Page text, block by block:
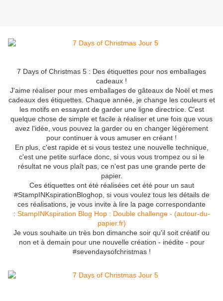
7 Days of Christmas 5 : Des étiquettes pour nos emballages
cadeaux !
J'aime réaliser pour mes emballages de gâteaux de Noël et mes
cadeaux des étiquettes. Chaque année, je change les couleurs et
les motifs en essayant de garder une ligne directrice. C'est
quelque chose de simple et facile à réaliser et une fois que vous
avez l'idée, vous pouvez la garder ou en changer légèrement
pour continuer à vous amuser en créant !
En plus, c'est rapide et si vous testez une nouvelle technique,
c'est une petite surface donc, si vous vous trompez ou si le
résultat ne vous plaît pas, ce n'est pas une grande perte de
papier.
Ces étiquettes ont été réalisées cet été pour un saut
#StampINKspirationBloghop, si vous voulez tous les détails de
ces réalisations, je vous invite à lire la page correspondante
: StampINKspiration Blog Hop : Double challenge - (autour-du-
papier.fr)
Je vous souhaite un très bon dimanche soir qu'il soit créatif ou
non et à demain pour une nouvelle création - inédite - pour
#sevendaysofchristmas !